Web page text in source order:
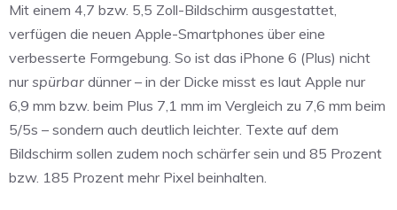
Mit einem 4,7 bzw. 5,5 Zoll-Bildschirm ausgestattet,
verfügen die neuen Apple-Smartphones über eine
verbesserte Formgebung. So ist das iPhone 6 (Plus) nicht
nurspürbar dünner – in der Dicke misst es laut Apple nur
6,9 mm bzw. beim Plus 7,1 mm im Vergleich zu 7,6 mm beim
5/5s – sondern auch deutlich leichter. Texte auf dem
Bildschirm sollen zudem noch schärfer sein und 85 Prozent
bzw. 185 Prozent mehr Pixel beinhalten.